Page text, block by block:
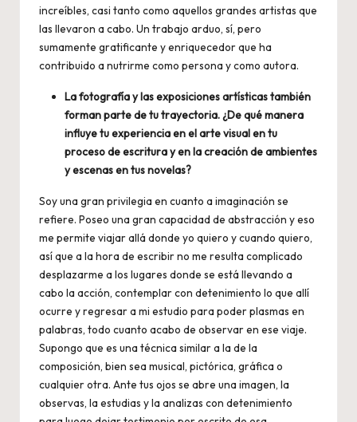
increíbles, casi tanto como aquellos grandes artistas que
las llevaron a cabo. Un trabajo arduo, sí, pero
sumamente gratificante y enriquecedor que ha
contribuido a nutrirme como persona y como autora.
La fotografía y las exposiciones artísticas también
forman parte de tu trayectoria. ¿De qué manera
influye tu experiencia en el arte visual en tu
proceso de escritura y en la creación de ambientes
y escenas en tus novelas?
Soy una gran privilegia en cuanto a imaginación se
refiere. Poseo una gran capacidad de abstracción y eso
me permite viajar allá donde yo quiero y cuando quiero,
así que a la hora de escribir no me resulta complicado
desplazarme a los lugares donde se está llevando a
cabo la acción, contemplar con detenimiento lo que allí
ocurre y regresar a mi estudio para poder plasmas en
palabras, todo cuanto acabo de observar en ese viaje.
Supongo que es una técnica similar a la de la
composición, bien sea musical, pictórica, gráfica o
cualquier otra. Ante tus ojos se abre una imagen, la
observas, la estudias y la analizas con detenimiento